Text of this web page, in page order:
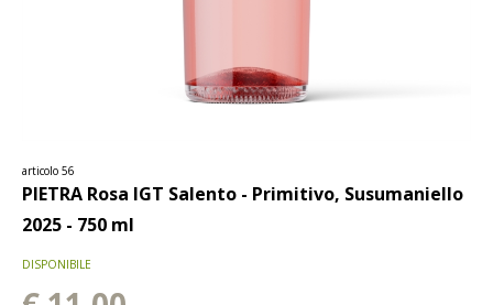
articolo 56
PIETRA Rosa IGT Salento - Primitivo, Susumaniello
2025 - 750 ml
DISPONIBILE